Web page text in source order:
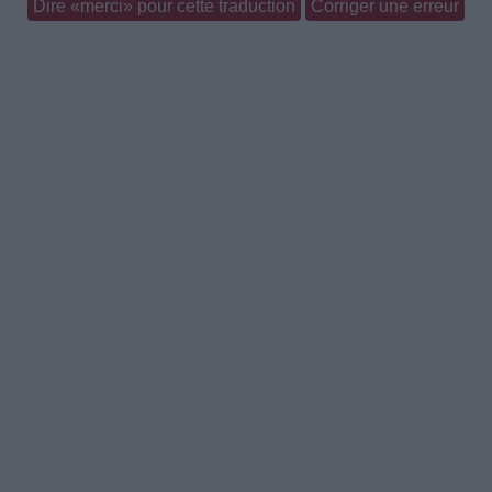
Dire «merci» pour cette traduction Corriger une erreur